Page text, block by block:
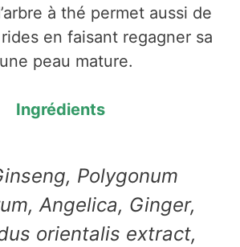
à thé permet aussi de
en faisant regagner sa
peau mature.
Ingrédients
Polygonum
Angelica, Ginger,
orientalis extract,